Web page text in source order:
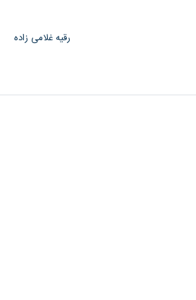
رقیه غلامی زاده